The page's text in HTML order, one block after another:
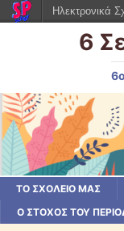
6
ΤΟ ΣΧΟΛΕΙΟ ΜΑΣ
Ο ΣΤΌΧΟΣ ΤΟΥ
Ηλεκτρονικά